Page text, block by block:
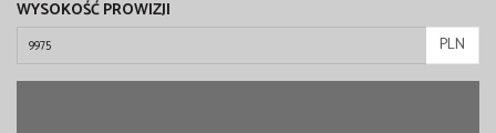
WYSOKOŚĆ PROWIZJI
PLN